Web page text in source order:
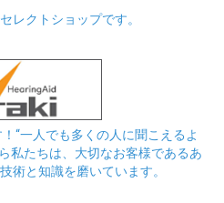
レクトショップです。
“一人でも多くの人に聞こえるよ
私たちは、大切なお客様であるあ
術と知識を磨いています。